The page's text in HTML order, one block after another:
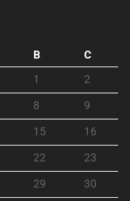
B
C
1
2
8
9
15
16
22
23
29
30